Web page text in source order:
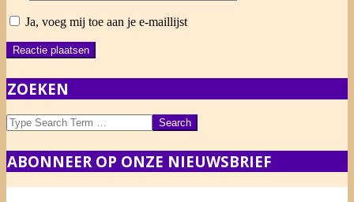
Ja, voeg mij toe aan je e-maillijst
ZOEKEN
Search
ABONNEER OP ONZE NIEUWSBRIEF